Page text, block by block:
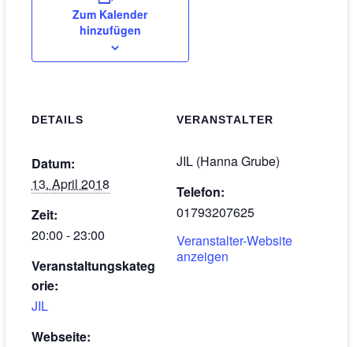
Zum Kalender
hinzufügen
DETAILS
Datum:
13. April 2018
Zeit:
20:00 - 23:00
Veranstaltungskateg
orie:
JIL
Webseite:
VERANSTALTER
JIL (Hanna Grube)
Telefon:
01793207625
Veranstalter-Website
anzeigen